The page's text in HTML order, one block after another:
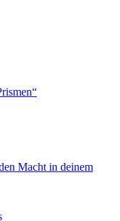
Macht in deinem